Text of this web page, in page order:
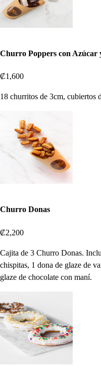
Churro Poppers con Azúcar
₡1,600
18 churritos de 3cm, cubiertos
Churro Donas
₡2,200
Cajita de 3 Churro Donas.
chispitas, 1 dona de glaze de
glaze de chocolate con maní.